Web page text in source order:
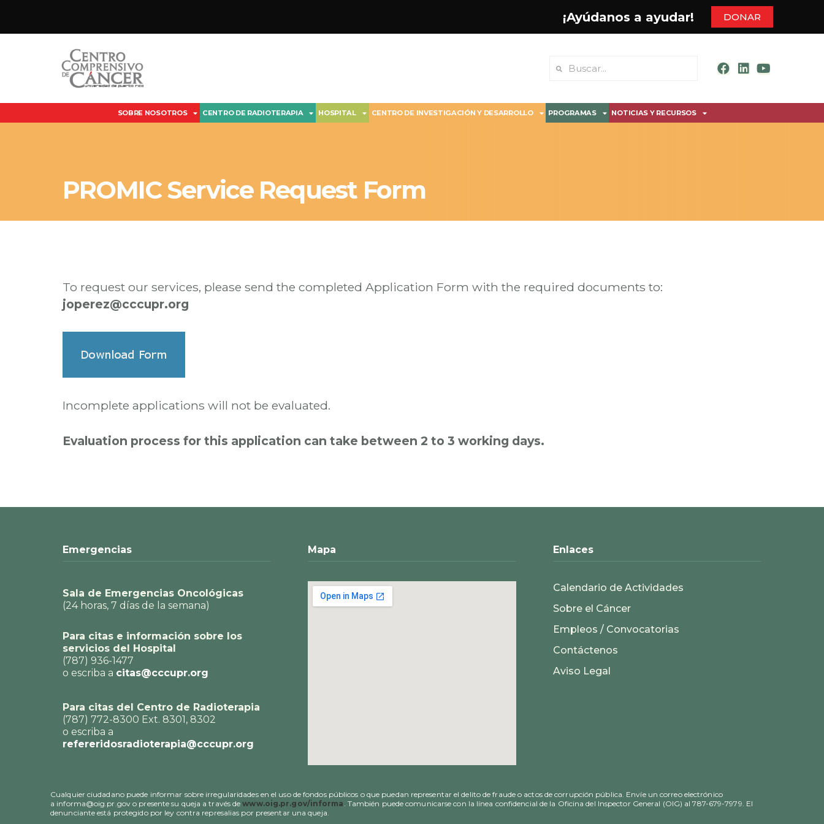
¡Ayúdanos a ayudar! DONAR
SOBRE NOSOTROS CENTRO DE RADIOTERAPIA HOSPITAL CENTRO DE INVESTIGACIÓN Y DESARROLLO PROGRAMAS NOTICIAS Y RECURSOS
PROMIC Service Request Form
To request our services, please send the completed Application Form with the required documents to:
joperez@cccupr.org
Incomplete applications will not be evaluated.
Evaluation process for this application can take between 2 to 3 working days.
Emergencias
Sala de Emergencias Oncológicas
(24 horas, 7 días de la semana)
Para citas e información sobre los
servicios del Hospital
(787) 936-1477
o escriba a citas@cccupr.org
Para citas del Centro de Radioterapia
(787) 772-8300 Ext. 8301, 8302
o escriba a
refereridosradioterapia@cccupr.org
Mapa Enlaces
Calendario de Actividades
Sobre el Cáncer
Empleos / Convocatorias
Contáctenos
Aviso Legal
Cualquier ciudadano puede informar sobre irregularidades en el uso de fondos públicos o que puedan representar el delito de fraude o actos de corrupción pública. Envíe un correo electrónico
a informa@oig.pr.gov o presente su queja a través dewww.oig.pr.gov/informa. También puede comunicarse con la línea confidencial de la Oficina del Inspector General (OIG) al 787-679-7979. El
denunciante está protegido por ley contra represalias por presentar una queja.